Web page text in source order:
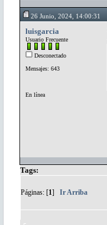
26 Junio, 2024, 14:00:31
luisgarcia
Usuario Frecuente
Desconectado
Mensajes: 643
En línea
Tags:
Páginas: [1] Ir Arriba